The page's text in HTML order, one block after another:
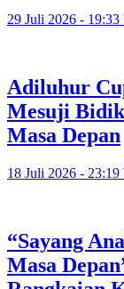
29 Juli 2026 -
Adiluhur
Mesuji
Masa Depan
18 Juli 2026 -
“Sayang
Masa